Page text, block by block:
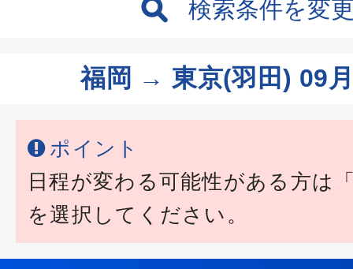
検索条件を変
福岡 → 東京(羽田) 09
ポイント
日程が変わる可能性がある方は
を選択してください。